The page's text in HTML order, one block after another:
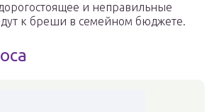
и неправильные
к бреши в семейном бюджете.